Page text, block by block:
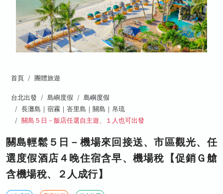
首頁 團體旅遊
台北出發 島嶼度假
島嶼度假
長灘島｜宿霧｜峇里島｜關島｜帛琉
關島５日－飯店任選自主遊、１人也可出發
關島輕鬆５日－機場來回接送、市區觀光、任
選度假酒店４晚住宿含早、機場稅【促銷Ｇ艙
含機場稅、２人成行】